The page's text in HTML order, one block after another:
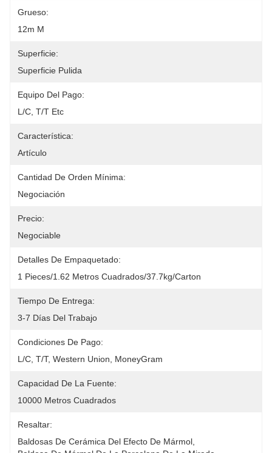
Grueso:
12m M
Superficie:
Superficie Pulida
Equipo Del Pago:
L/C, T/T Etc
Característica:
Artículo
Cantidad De Orden Mínima:
Negociación
Precio:
Negociable
Detalles De Empaquetado:
1 Pieces/1.62 Metros Cuadrados/37.7kg/Carton
Tiempo De Entrega:
3-7 Días Del Trabajo
Condiciones De Pago:
L/C, T/T, Western Union, MoneyGram
Capacidad De La Fuente:
10000 Metros Cuadrados
Resaltar:
Baldosas De Cerámica Del Efecto De Mármol